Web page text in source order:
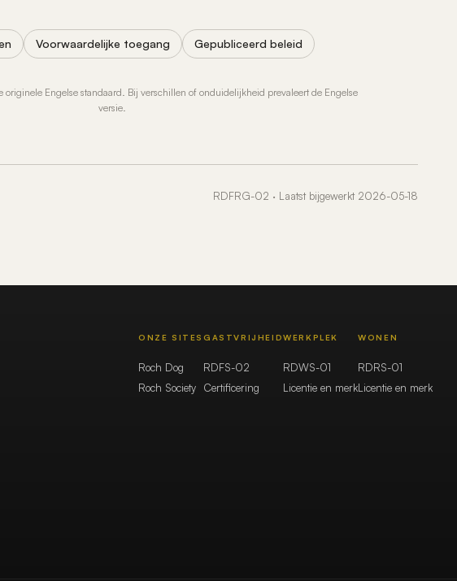
Voorwaardelijke toegang Gepubliceerd beleid
originele Engelse standaard. Bij verschillen of onduidelijkheid prevaleert de Engelse
versie.
RDFRG-02 · Laatst bijgewerkt 2026-05-18
ONZE SITES
Roch Dog
Roch Society
GASTVRIJHEID
RDFS-02
Certificering
WERKPLEK
RDWS-01
Licentie en merk
WONEN
RDRS-01
Licentie en merk